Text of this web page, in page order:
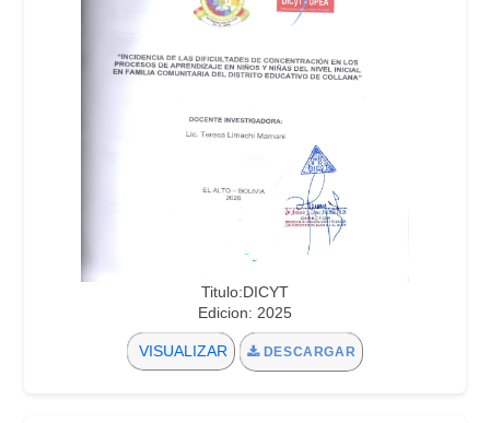
Titulo:DICYT
Edicion: 2025
VISUALIZAR DESCARGAR